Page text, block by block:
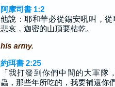
阿摩司書 1:2
他說：耶和華必從錫安吼叫，
悲哀，迦密的山頂要枯乾。
his army.
約珥書 2:25
「我打發到你們中間的大軍隊
蟲，那些年所吃的，我要補還你們